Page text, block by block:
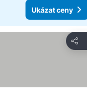
Ukázat ceny
Sdílet